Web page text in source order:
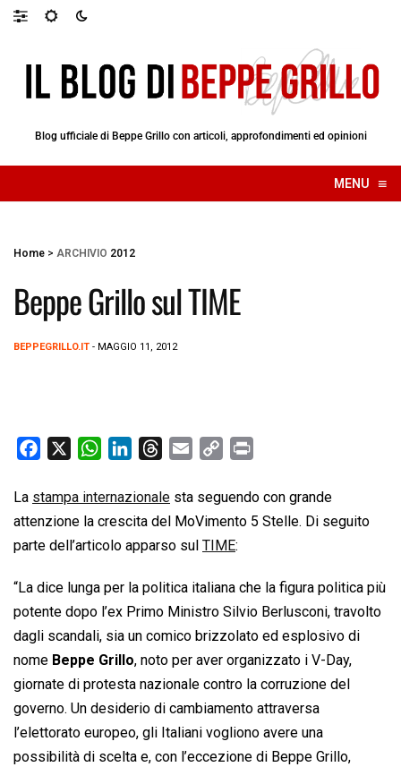
Blog ufficiale di Beppe Grillo con articoli, approfondimenti ed opinioni
MENU ≡
☰
Home > ARCHIVIO 2012
Beppe Grillo sul TIME
BEPPEGRILLO.IT - MAGGIO 11, 2012
c
e
b
o
k
W
a
t
s
p
p
n
k
e
I
n
r
e
a
s
a
i
l
p
y
L
n
k
i
n
La stampa internazionale sta seguendo con grande
attenzione la crescita del MoVimento 5 Stelle. Di seguito
parte dell’articolo apparso sul TIME:
“La dice lunga per la politica italiana che la figura politica più
potente dopo l’ex Primo Ministro Silvio Berlusconi, travolto
dagli scandali, sia un comico brizzolato ed esplosivo di
nome Beppe Grillo, noto per aver organizzato i V-Day,
giornate di protesta nazionale contro la corruzione del
governo. Un desiderio di cambiamento attraversa
l’elettorato europeo, gli Italiani vogliono avere una
possibilità di scelta e, con l’eccezione di Beppe Grillo,